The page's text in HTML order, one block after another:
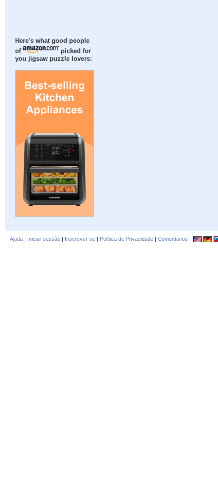
Here's what good people
of
picked for
you jigsaw puzzle lovers:
Ajuda | Iniciar sessão | Inscrever-se | Política de Privacidade | Comentários |